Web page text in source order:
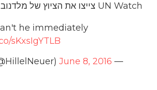
UN Watch צייצו את הציוץ של מלדנוב לסטפאן דוג'אריק דוברו של באן קי-מון:
he immediately
sKxsIgYTLB
— Hillel Neuer (@HillelNeuer)
June 8, 2016